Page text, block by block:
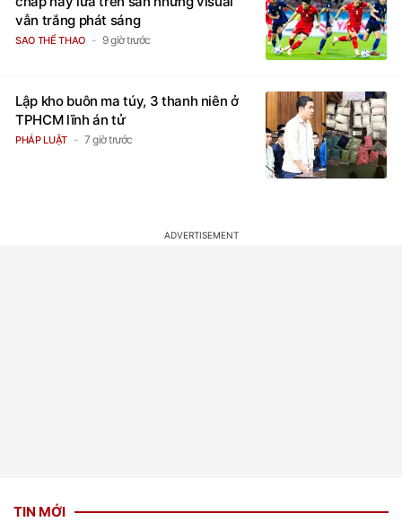
vẫn trắng phát sáng
SAO THỂ THAO 9 giờ trước
Lập kho buôn ma túy, 3 thanh niên ở
TPHCM lĩnh án tử
PHÁP LUẬT 7 giờ trước
TIN MỚI